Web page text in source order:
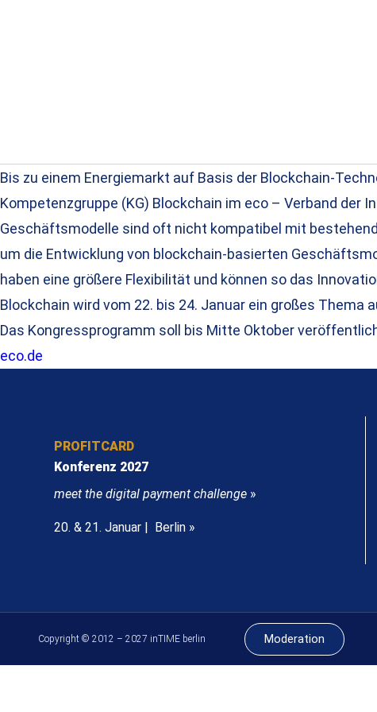
Bis zu einem Energiemarkt auf Basis der Blockchain-
Kompetenzgruppe (KG) Blockchain im eco – Verband
Geschäftsmodelle sind oft nicht kompatibel mit
um die Entwicklung von blockchain-basierten
haben eine größere Flexibilität und können so das
Blockchain wird vom 22. bis 24. Januar ein großes Thema
Das Kongressprogramm soll bis Mitte Oktober
eco.de
PROFITCARD
Konferenz 2027
meet the digital payment challenge »
20. & 21. Januar | Berlin »
Copyright © 2012 – 2027 inTIME berlin Moderation